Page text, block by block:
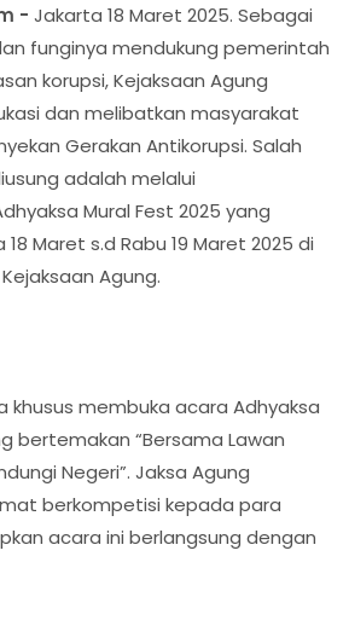
- Jakarta 18 Maret 2025. Sebagai
funginya mendukung pemerintah
korupsi, Kejaksaan Agung
dan melibatkan masyarakat
Gerakan Antikorupsi. Salah
adalah melalui
Mural Fest 2025 yang
Maret s.d Rabu 19 Maret 2025 di
Agung.
khusus membuka acara Adhyaksa
bertemakan “Bersama Lawan
Negeri”. Jaksa Agung
berkompetisi kepada para
acara ini berlangsung dengan